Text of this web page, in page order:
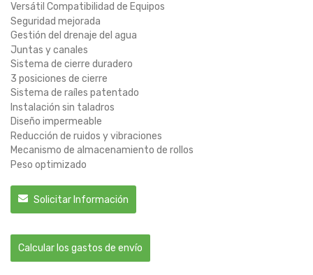
Versátil Compatibilidad de Equipos
Seguridad mejorada
Gestión del drenaje del agua
Juntas y canales
Sistema de cierre duradero
3 posiciones de cierre
Sistema de raíles patentado
Instalación sin taladros
Diseño impermeable
Reducción de ruidos y vibraciones
Mecanismo de almacenamiento de rollos
Peso optimizado
Solicitar Información
Calcular los gastos de envío